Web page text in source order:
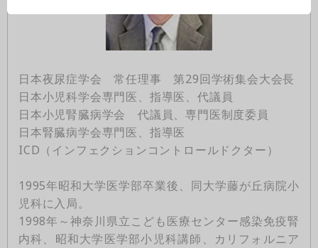
日本夜尿症学会 常任理事 第29回学術集会大会長
日本小児科学会専門医、指導医、代議員
日本小児腎臓病学会 代議員、専門医制度委員
日本腎臓病学会専門医、指導医
ICD（インフェクションコントロールドクター）
1995年昭和大学医学部卒業後、同大学藤が丘病院小
児科に入局。
1998年～神奈川県立こども医療センター感染免疫腎
内科、昭和大学医学部小児科講師、カリフォルニア